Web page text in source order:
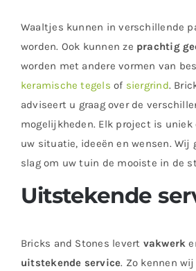
Waaltjes kunnen in verschillende
worden. Ook kunnen ze prachtig
worden met andere vormen van
keramische tegels of siergrind.
adviseert u graag over de
mogelijkheden. Elk project is uniek
uw situatie, ideeën en wensen. Wij
slag om uw tuin de mooiste in de
Uitstekende
Bricks and Stones levert vakwerk
uitstekende service. Zo kennen